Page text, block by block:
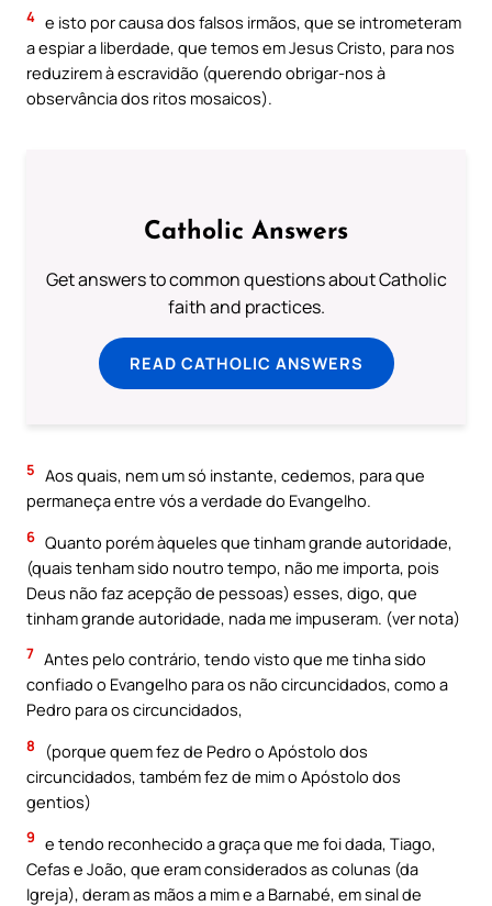
4 e isto por causa dos falsos irmãos, que se intrometeram
a espiar a liberdade, que temos em Jesus Cristo, para nos
reduzirem à escravidão (querendo obrigar-nos à
observância dos ritos mosaicos).
Catholic Answers
Get answers to common questions about Catholic
faith and practices.
READ CATHOLIC ANSWERS
5 Aos quais, nem um só instante, cedemos, para que
permaneça entre vós a verdade do Evangelho.
6 Quanto porém àqueles que tinham grande autoridade,
(quais tenham sido noutro tempo, não me importa, pois
Deus não faz acepção de pessoas) esses, digo, que
tinham grande autoridade, nada me impuseram. (ver nota)
7 Antes pelo contrário, tendo visto que me tinha sido
confiado o Evangelho para os não circuncidados, como a
Pedro para os circuncidados,
8
(porque quem fez de Pedro o Apóstolo dos
circuncidados, também fez de mim o Apóstolo dos
gentios)
9 e tendo reconhecido a graça que me foi dada, Tiago,
Cefas e João, que eram considerados as colunas (da
Igreja), deram as mãos a mim e a Barnabé, em sinal de